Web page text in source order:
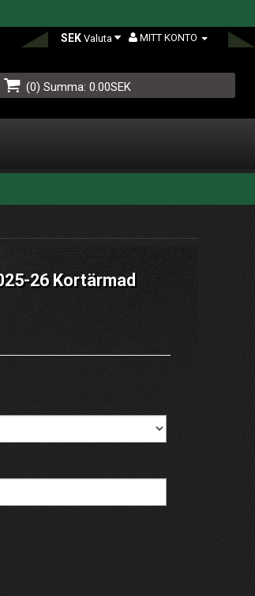
MITT KONTO
SEK Valuta
(0) Summa: 0.00SEK
26 Kortärmad